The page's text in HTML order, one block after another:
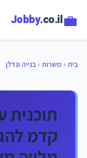
💼
Jobby.co.il
בית › משרות › בנייה ונדלן
תוכנית
קדמ